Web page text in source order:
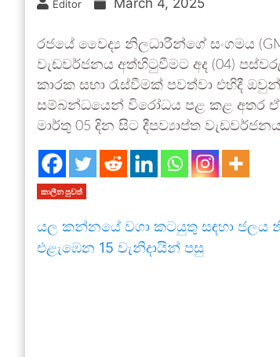
Editor March 4, 2025
රජයේ වෛද්‍ය නිලධාරීන්ගේ සංගමය
වැඩවර්ජනය අත්හිටුවීමට අද (04)
කාරක සභා රැස්වීමක් පවත්වා එහිදී
සම්බන්ධයෙන් විරෝධය පළ කළ අතර ඒ
මාර්තු 05 දින සිට දීපව්‍යාප්ත
කාලීන පුවත්
යල කන්නයේ වගා කටයුතු සඳහා ජලය
එළැඹෙන 15 වැනිදායින් පසු